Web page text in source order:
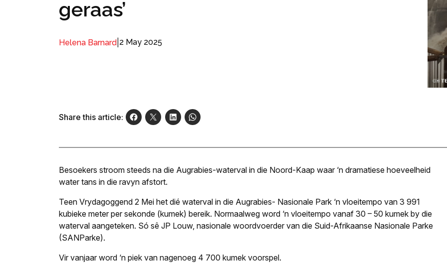
geraas’
Helena Barnard 2 May 2025
Share this article:
Besoekers stroom steeds na die Augrabies-waterval in die Noord-Kaap waar ‘n dramatiese hoeveelheid
water tans in die ravyn afstort.
Teen Vrydagoggend 2 Mei het dié waterval in die Augrabies- Nasionale Park ‘n vloeitempo van 3 991
kubieke meter per sekonde (kumek) bereik. Normaalweg word ‘n vloeitempo vanaf 30 – 50 kumek by die
waterval aangeteken. Só sê JP Louw, nasionale woordvoerder van die Suid-Afrikaanse Nasionale Parke
(SANParke).
Vir vanjaar word ‘n piek van nagenoeg 4 700 kumek voorspel.